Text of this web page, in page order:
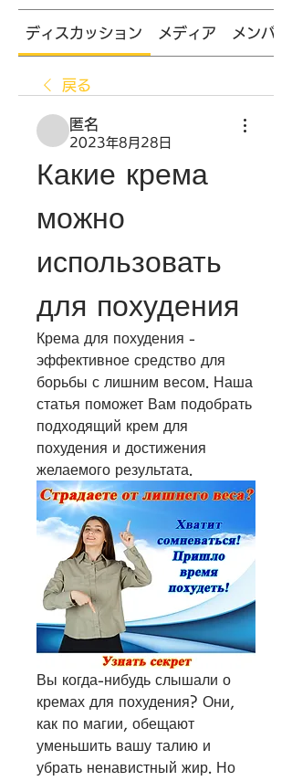
ディスカッション メディア メンバー
戻る
匿名
2023年8月28日
Какие крема
можно
использовать
для похудения
Крема для похудения -
эффективное средство для
борьбы с лишним весом. Наша
статья поможет Вам подобрать
подходящий крем для
похудения и достижения
желаемого результата.
Вы когда-нибудь слышали о
кремах для похудения? Они,
как по магии, обещают
уменьшить вашу талию и
убрать ненавистный жир. Но